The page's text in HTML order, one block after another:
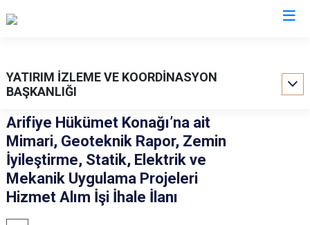
YATIRIM İZLEME VE KOORDİNASYON
BAŞKANLIĞI
Arifiye Hükümet Konağı’na ait
Mimari, Geoteknik Rapor, Zemin
İyileştirme, Statik, Elektrik ve
Mekanik Uygulama Projeleri
Hizmet Alım İşi İhale İlanı